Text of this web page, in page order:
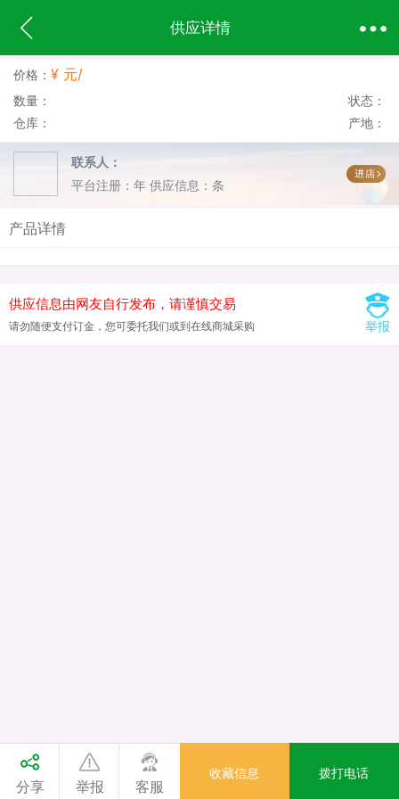
供应详情
分享 举报 客服
收藏信息 拨打电话
价格： ¥ 元/
数量：
仓库：
状态：
产地：
联系人：
平台注册：年 供应信息：条
产品详情
举报
供应信息由网友自行发布，请谨慎交易
请勿随便支付订金，您可委托我们或到在线商城采购